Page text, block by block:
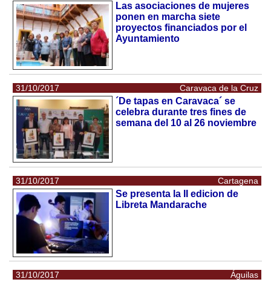
Las asociaciones de mujeres
ponen en marcha siete
proyectos financiados por el
Ayuntamiento
31/10/2017 Caravaca de la Cruz
´De tapas en Caravaca´ se
celebra durante tres fines de
semana del 10 al 26 noviembre
31/10/2017 Cartagena
Se presenta la II edicion de
Libreta Mandarache
31/10/2017 Águilas